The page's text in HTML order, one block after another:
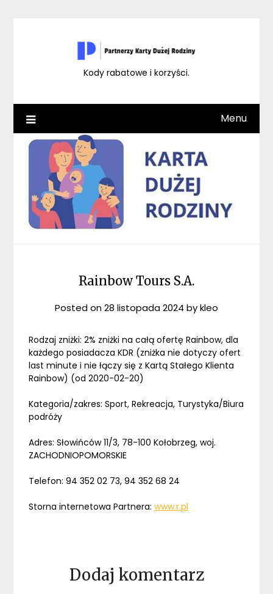
Kody rabatowe i korzyści.
Menu
Rainbow Tours S.A.
Posted on28 listopada 2024 bykleo
Rodzaj zniżki: 2% zniżki na całą ofertę Rainbow, dla
każdego posiadacza KDR (zniżka nie dotyczy ofert
last minute i nie łączy się z Kartą Stałego Klienta
Rainbow) (od 2020-02-20)
Kategoria/zakres: Sport, Rekreacja, Turystyka/Biura
podróży
Adres: Słowińców 11/3, 78-100 Kołobrzeg, woj.
ZACHODNIOPOMORSKIE
Telefon: 94 352 02 73, 94 352 68 24
Storna internetowa Partnera:www.r.pl
Dodaj komentarz